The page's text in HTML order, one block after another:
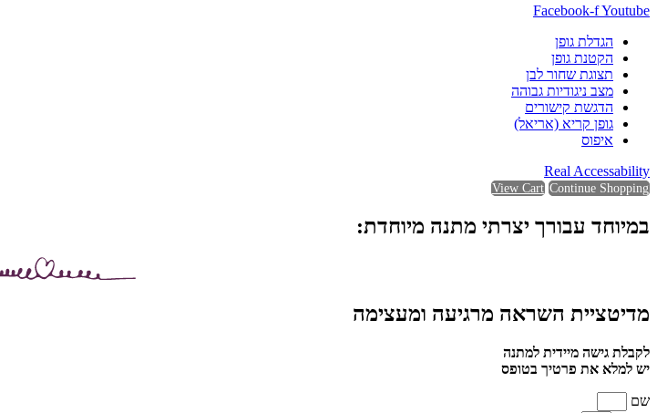
Facebook-fYoutube
הגדלת גופן
הקטנת גופן
תצוגת שחור לבן
מצב ניגודיות גבוהה
הדגשת קישורים
גופן קריא (אריאל)
איפוס
Real Accessability
View Cart Continue Shopping
במיוחד עבורך יצרתי מתנה מיוחדת:
מדיטציית השראה מרגיעה ומעצימה
לקבלת גישה מיידית למתנה
יש למלא את פרטיך בטופס
שם